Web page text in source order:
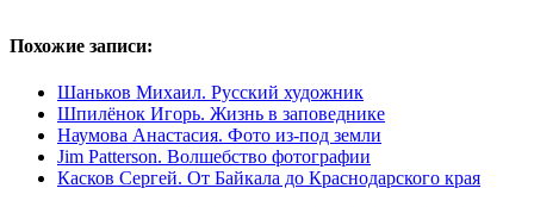
Похожие записи:
Шаньков Михаил. Русский художник
Шпилёнок Игорь. Жизнь в заповеднике
Наумова Анастасия. Фото из-под земли
Jim Patterson. Волшебство фотографии
Касков Сергей. От Байкала до Краснодарского края